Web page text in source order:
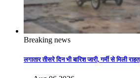
Breaking news
लगातार तीसरे दिन भी बारिश जारी, गर्मी से मिली राहत